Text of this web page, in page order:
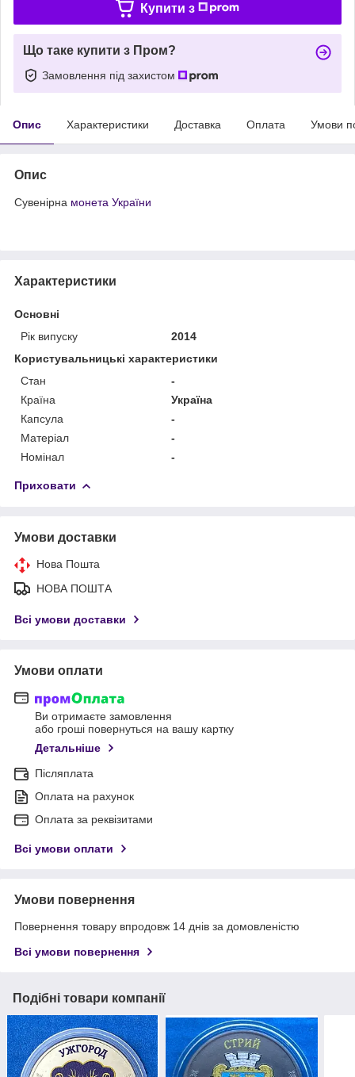
Купити з
Що таке купити з Пром?
Замовлення під захистом
Опис Характеристики Доставка Оплата Умови
Опис
Сувенірна монета України
Характеристики
Основні
Рік випуску
2014
Користувальницькі характеристики
Стан
-
Країна
Україна
Капсула
-
Матеріал
-
Номінал
-
Приховати
Умови доставки
Нова Пошта
НОВА ПОШТА
Всі умови доставки
Умови оплати
Ви отримаєте замовлення
або гроші повернуться на вашу картку
Детальніше
Післяплата
Оплата на рахунок
Оплата за реквізитами
Всі умови оплати
Умови повернення
Повернення товару впродовж 14 днів за домовленістю
Всі умови повернення
Подібні товари компанії